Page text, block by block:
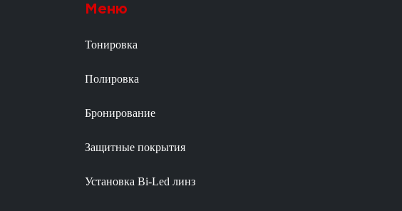
Меню
Тонировка
Полировка
Бронирование
Защитные покрытия
Установка Bi-Led линз